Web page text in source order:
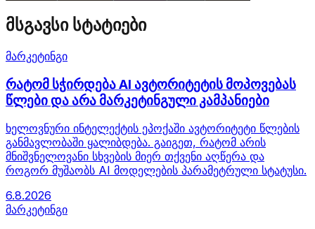
მსგავსი სტატიები
მარკეტინგი
რატომ სჭირდება AI ავტორიტეტის მოპოვებას
წლები და არა მარკეტინგული კამპანიები
ხელოვნური ინტელექტის ეპოქაში ავტორიტეტი წლების
განმავლობაში ყალიბდება. გაიგეთ, რატომ არის
მნიშვნელოვანი სხვების მიერ თქვენი აღწერა და
როგორ მუშაობს AI მოდელების პარამეტრული სტატუსი.
6.8.2026
მარკეტინგი